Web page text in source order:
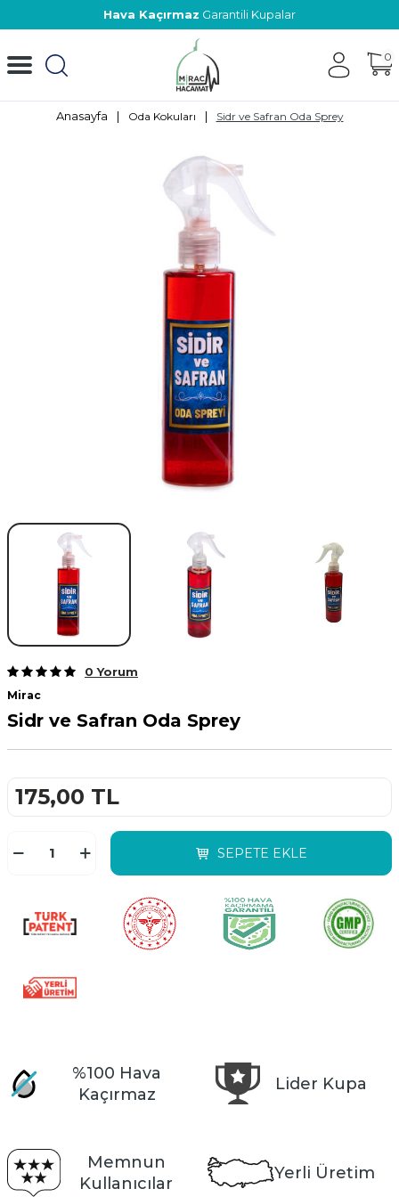
Hava Kaçırmaz Garantili Kupalar
0
Anasayfa | Oda Kokuları | Sidr ve Safran Oda Sprey
0 Yorum
Mirac
Sidr ve Safran Oda Sprey
175,00 TL
SEPETE EKLE
%100 Hava
Kaçırmaz
Lider Kupa
Memnun
Kullanıcılar
Yerli Üretim